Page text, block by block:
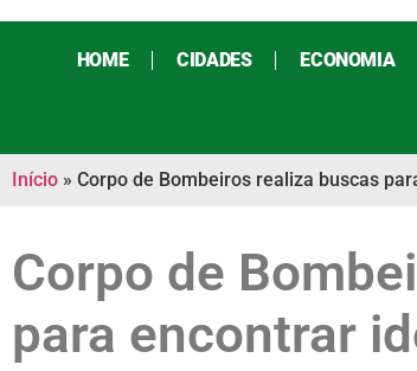
HOME CIDADES ECONOMIA
Início » Corpo de Bombeiros realiza buscas
Corpo de
para encontrar